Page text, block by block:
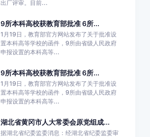
出厂评审。目前...
9所本科高校获教育部批准 6所...
1月19日，教育部官方网站发布了关于批准设
置本科高等学校的函件，9所由省级人民政府
申报设置的本科高等...
9所本科高校获教育部批准 6所...
1月19日，教育部官方网站发布了关于批准设
置本科高等学校的函件，9所由省级人民政府
申报设置的本科高等...
湖北省黄冈市人大常委会原党组成...
据湖北省纪委监委消息：经湖北省纪委监委审